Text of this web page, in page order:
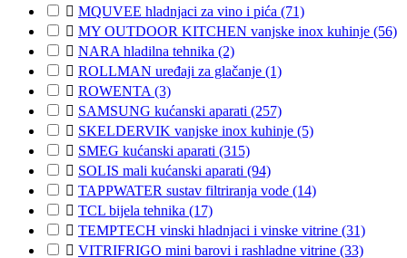
 MQUVEE hladnjaci za vino i pića (71)
 MY OUTDOOR KITCHEN vanjske inox kuhinje (56)
 NARA hladilna tehnika (2)
 ROLLMAN uređaji za glačanje (1)
 ROWENTA (3)
 SAMSUNG kućanski aparati (257)
 SKELDERVIK vanjske inox kuhinje (5)
 SMEG kućanski aparati (315)
 SOLIS mali kućanski aparati (94)
 TAPPWATER sustav filtriranja vode (14)
 TCL bijela tehnika (17)
 TEMPTECH vinski hladnjaci i vinske vitrine (31)
 VITRIFRIGO mini barovi i rashladne vitrine (33)